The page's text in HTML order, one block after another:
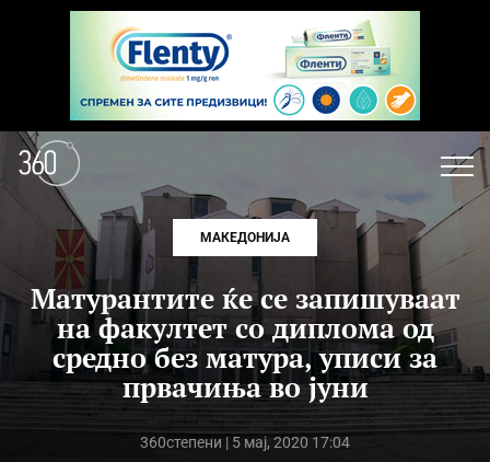
МАКЕДОНИЈА
Матурантите ќе се запишуваат
на факултет со диплома од
средно без матура, уписи за
првачиња во јуни
360степени | 5 мај, 2020 17:04